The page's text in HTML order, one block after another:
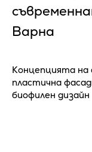
Варна
Концепцията на
пластична
биофилен дизайн